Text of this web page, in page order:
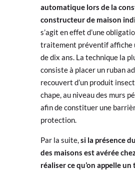
automatique lors de la
constructeur de maison
s’agit en effet d’une
traitement préventif affiche
de dix ans. La technique la
consiste à placer un ruban
recouvert d’un produit
chape, au niveau des murs
afin de constituer une
protection.
Par la suite, si la présence
des maisons est avérée
réaliser ce qu’on appelleun